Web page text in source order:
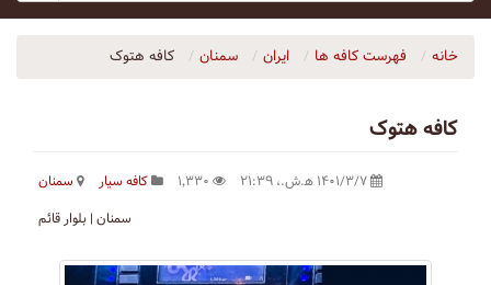
خانه فهرست کافه ها ایران سمنان کافه هتوک
کافه هتوک
کافه سیار
سمنان
سمنان | بلوار قائم